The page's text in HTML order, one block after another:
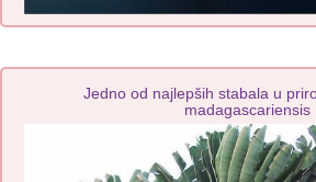
Jedno od najlepših stabala u
madagascariensis